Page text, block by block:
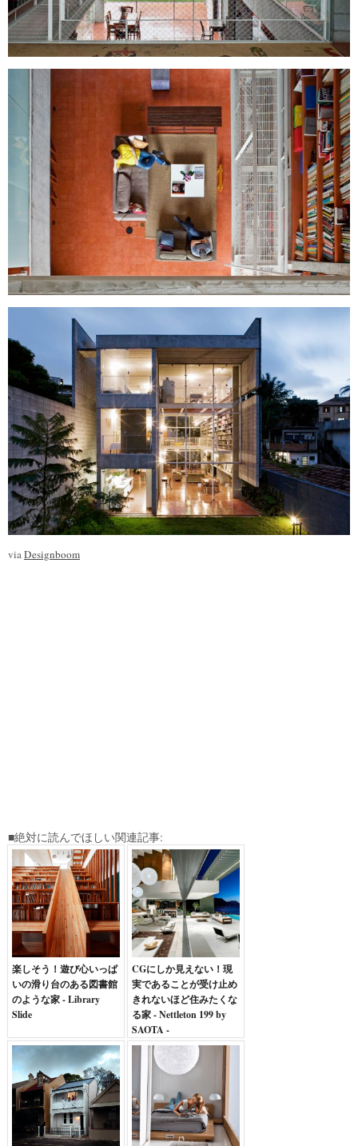
viaDesignboom
■絶対に読んでほしい関連記事:
楽しそう！遊び心いっぱ
いの滑り台のある図書館
のような家 - Library
Slide
CGにしか見えない！現
実であることが受け止め
きれないほど住みたくな
る家 - Nettleton 199 by
SAOTA -